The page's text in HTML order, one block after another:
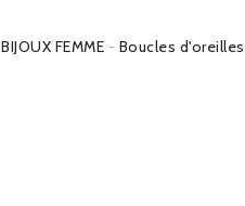
BIJOUX FEMME Boucles